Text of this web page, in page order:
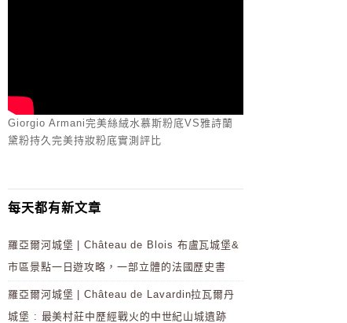
Giorgio Armani完美絲絨水慕斯粉底VS雅詩蘭
黛粉持久完美持妝粉底實測評比
每天都有新文章
羅亞爾河城堡 | Château de Blois 布盧瓦城堡&
市區景點一日遊攻略，一部立體的法國歷史書
羅亞爾河城堡 | Château de Lavardin拉瓦爾丹
城堡 : 最美村莊中歷經戰火的中世紀山城遺跡